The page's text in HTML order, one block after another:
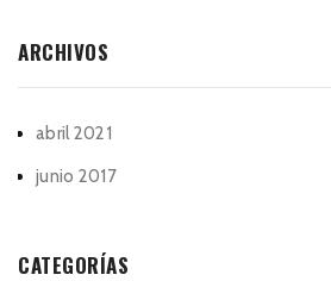
ARCHIVOS
abril 2021
junio 2017
CATEGORÍAS